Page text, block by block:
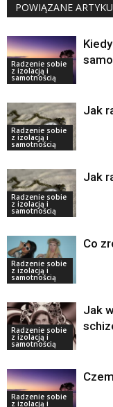
POWIĄZANE
Radzenie sobie
z izolacją i
samotnością
Radzenie sobie
z izolacją i
samotnością
Jak
Radzenie sobie
z izolacją i
samotnością
Jak
Radzenie sobie
z izolacją i
samotnością
Co
Radzenie sobie
z izolacją i
samotnością
Jak
Radzenie sobie
z izolacją i